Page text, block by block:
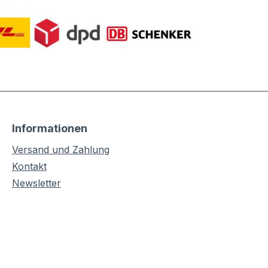
Informationen
Versand und Zahlung
Kontakt
Newsletter